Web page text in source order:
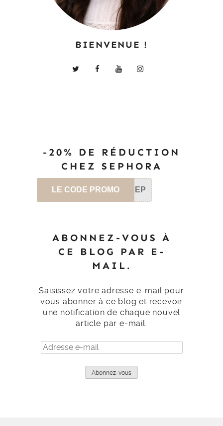
BIENVENUE !
-20% DE RÉDUCTION
CHEZ SEPHORA
LE CODE PROMO SEP
ABONNEZ-VOUS À
CE BLOG PAR E-
MAIL.
Saisissez votre adresse e-mail pour
vous abonner à ce blog et recevoir
une notification de chaque nouvel
article par e-mail.
Adresse
e-
Abonnez-vous